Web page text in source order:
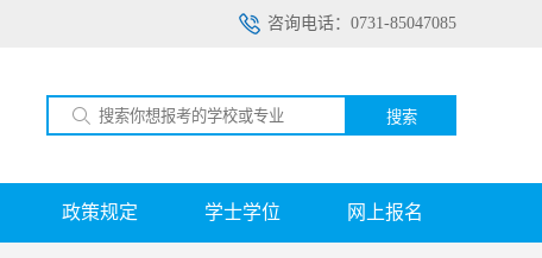
咨询电话：0731-85047085
搜索
政策规定 学士学位 网上报名